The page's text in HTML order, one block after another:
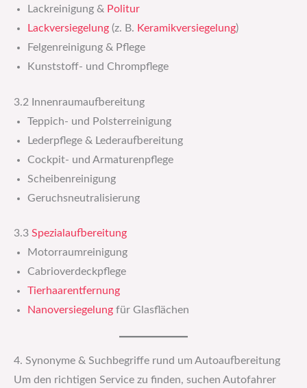
Lackreinigung & Politur
Lackversiegelung (z. B. Keramikversiegelung)
Felgenreinigung & Pflege
Kunststoff- und Chrompflege
3.2 Innenraumaufbereitung
Teppich- und Polsterreinigung
Lederpflege & Lederaufbereitung
Cockpit- und Armaturenpflege
Scheibenreinigung
Geruchsneutralisierung
3.3 Spezialaufbereitung
Motorraumreinigung
Cabrioverdeckpflege
Tierhaarentfernung
Nanoversiegelung für Glasflächen
4. Synonyme & Suchbegriffe rund um Autoaufbereitung
Um den richtigen Service zu finden, suchen Autofahrer